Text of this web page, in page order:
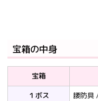
宝箱の中身
宝箱
１ボス
腰防具